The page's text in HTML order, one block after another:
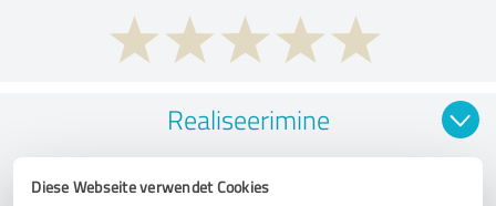
Diese Webseite verwendet Cookies
Realiseerimine